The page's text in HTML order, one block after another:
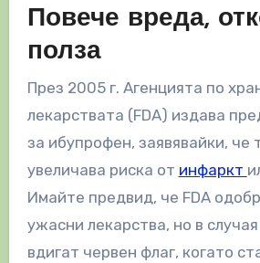
Повече вреда,
полза
През 2005 г. Агенцията по
лекарствата (FDA) издава
за ибупрофен, заявявайки, че
увеличава риска от инфаркт
Имайте предвид, че FDA
ужасни лекарства, но в
вдигат червен флаг, когато